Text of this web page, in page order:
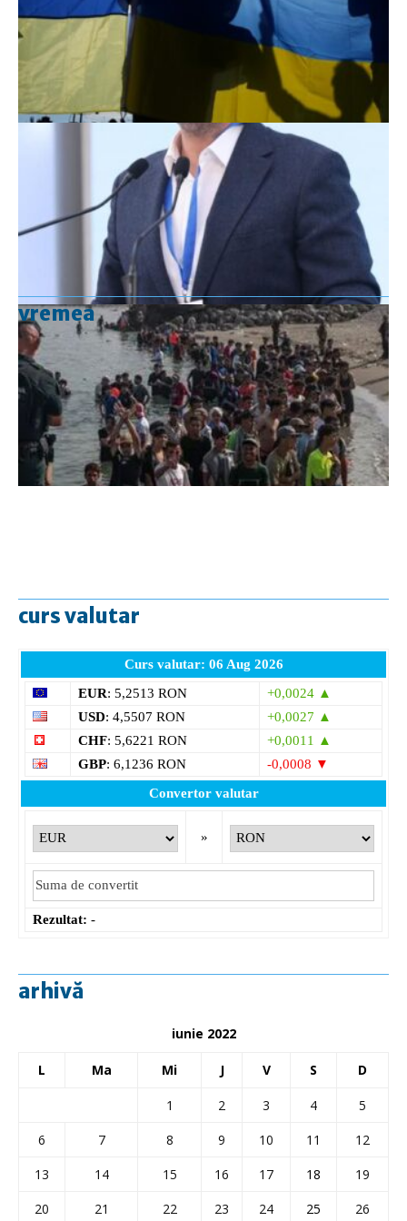
vremea
curs valutar
Curs valutar: 06 Aug 2026
EUR: 5,2513 RON
+0,0024 ▲
USD: 4,5507 RON
+0,0027 ▲
CHF: 5,6221 RON
+0,0011 ▲
GBP: 6,1236 RON
-0,0008 ▼
Convertor valutar
»
Rezultat: -
arhivă
iunie 2022
L Ma Mi J V S D
1 2 3 4
5
6
7 8 9 10 11
12
13
14 15 16 17 18
19
20
21 22 23 24 25
26